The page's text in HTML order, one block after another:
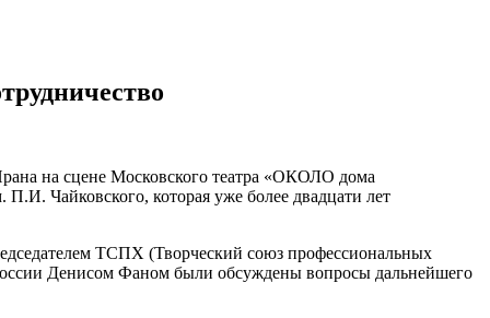
на сцене Московского театра «ОКОЛО дома
Чайковского, которая уже более двадцати лет
ТСПХ (Творческий союз профессиональных
Денисом Фаном были обсуждены вопросы дальнейшего